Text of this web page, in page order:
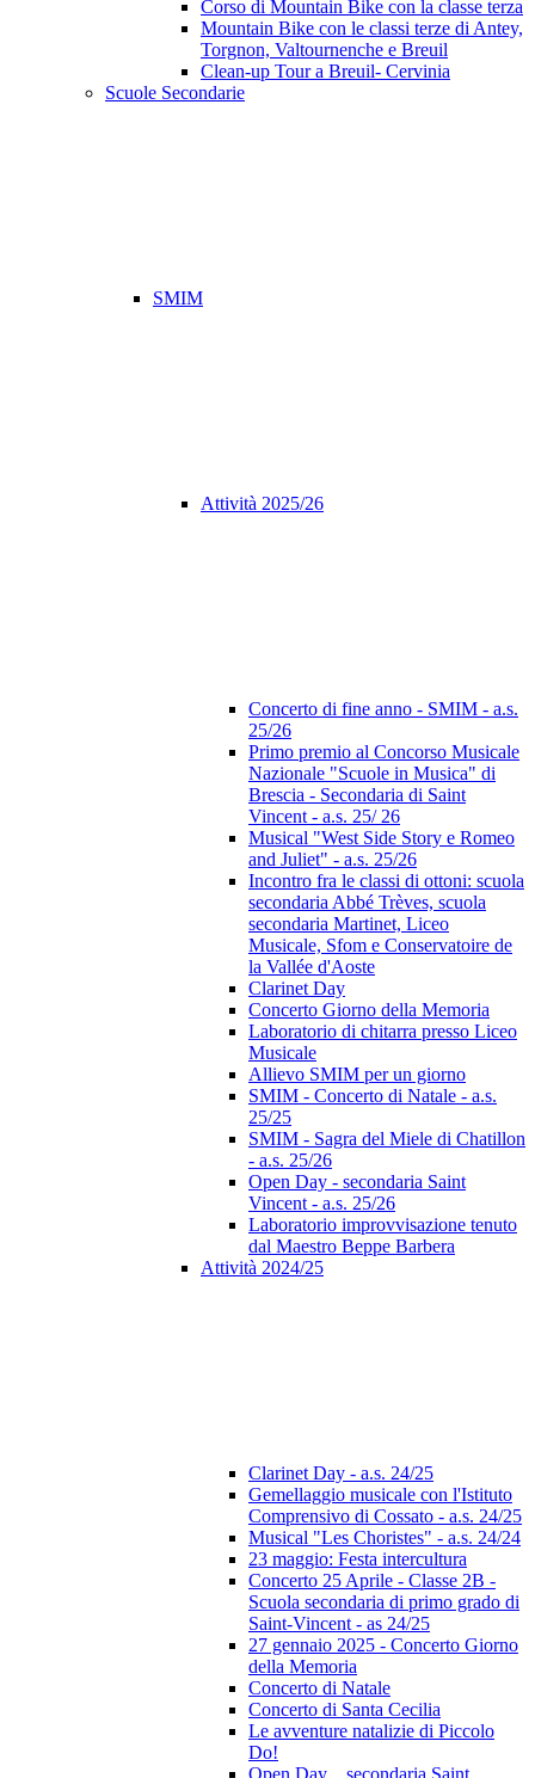
Corso di Mountain Bike con la classe terza
Mountain Bike con le classi terze di Antey,
Torgnon, Valtournenche e Breuil
Clean-up Tour a Breuil- Cervinia
Scuole Secondarie
SMIM
Attività 2025/26
Concerto di fine anno - SMIM - a.s.
25/26
Primo premio al Concorso Musicale
Nazionale "Scuole in Musica" di
Brescia - Secondaria di Saint
Vincent - a.s. 25/ 26
Musical "West Side Story e Romeo
and Juliet" - a.s. 25/26
Incontro fra le classi di ottoni: scuola
secondaria Abbé Trèves, scuola
secondaria Martinet, Liceo
Musicale, Sfom e Conservatoire de
la Vallée d'Aoste
Clarinet Day
Concerto Giorno della Memoria
Laboratorio di chitarra presso Liceo
Musicale
Allievo SMIM per un giorno
SMIM - Concerto di Natale - a.s.
25/25
SMIM - Sagra del Miele di Chatillon
- a.s. 25/26
Open Day - secondaria Saint
Vincent - a.s. 25/26
Laboratorio improvvisazione tenuto
dal Maestro Beppe Barbera
Attività 2024/25
Clarinet Day - a.s. 24/25
Gemellaggio musicale con l'Istituto
Comprensivo di Cossato - a.s. 24/25
Musical "Les Choristes" - a.s. 24/24
23 maggio: Festa intercultura
Concerto 25 Aprile - Classe 2B -
Scuola secondaria di primo grado di
Saint-Vincent - as 24/25
27 gennaio 2025 - Concerto Giorno
della Memoria
Concerto di Natale
Concerto di Santa Cecilia
Le avventure natalizie di Piccolo
Do!